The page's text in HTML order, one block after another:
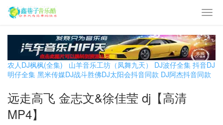
农人DJ枫枫(全集) 山羊音乐工坊（凤舞九天） DJ波仔全集 抖音DJ
明仔全集 黑米传媒DJ战斗胜佛DJ太阳会抖音同款 DJ阿杰抖音同款
远走高飞 金志文&徐佳莹 dj【高清
MP4】